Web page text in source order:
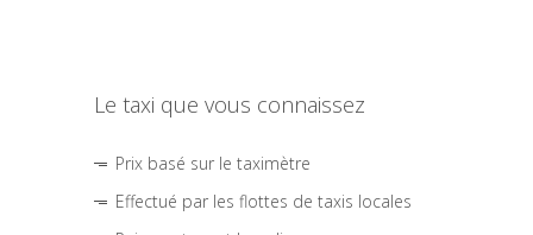
Le taxi que vous connaissez
Prix basé sur le taximètre
Effectué par les flottes de taxis locales